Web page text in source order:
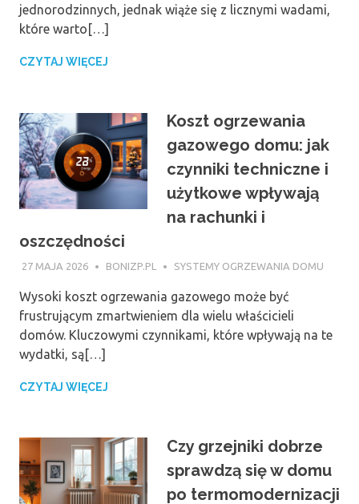
jednorodzinnych, jednak wiąże się z licznymi wadami,
które warto[…]
CZYTAJ WIĘCEJ
Koszt ogrzewania
gazowego domu: jak
czynniki techniczne i
użytkowe wpływają
na rachunki i
oszczędności
27 MAJA 2026 BONIZP.PL SYSTEMY OGRZEWANIA DOMU
Wysoki koszt ogrzewania gazowego może być
frustrującym zmartwieniem dla wielu właścicieli
domów. Kluczowymi czynnikami, które wpływają na te
wydatki, są[…]
CZYTAJ WIĘCEJ
Czy grzejniki dobrze
sprawdzą się w domu
po termomodernizacji